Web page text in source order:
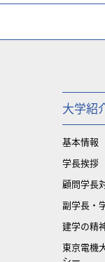
大学紹
基本情報
学長挨拶
顧問学長
副学長・
建学の精
東京電機